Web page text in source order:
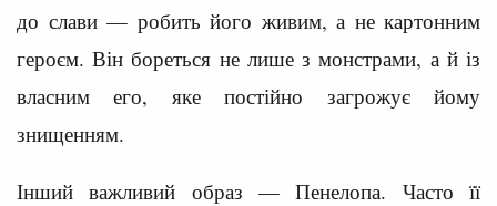
до слави — робить його живим, а не картонним
героєм. Він бореться не лише з монстрами, а й із
власним его, яке постійно загрожує йому
знищенням.
Інший важливий образ — Пенелопа. Часто її